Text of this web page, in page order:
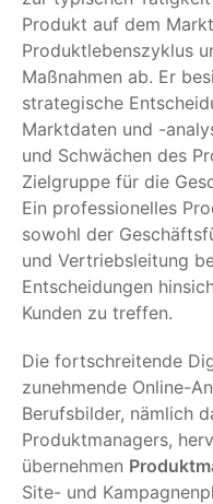
Produkt auf dem
Produktlebenszyklus
Maßnahmen ab. Er
strategische
Marktdaten und -
und Schwächen des
Zielgruppe für die
Ein professionelles
sowohl der
und Vertriebsleitung
Entscheidungen
Kunden zu treffen.
Die fortschreitende
zunehmende Online-
Berufsbilder, nämlich
Produktmanagers,
übernehmen
Site- und